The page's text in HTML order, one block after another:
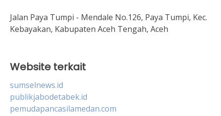
Jalan Paya Tumpi - Mendale No.126, Paya Tumpi, Kec.
Kebayakan, Kabupaten Aceh Tengah, Aceh
Website terkait
sumselnews.id
publikjabodetabek.id
pemudapancasilamedan.com